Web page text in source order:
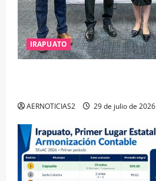
IRAPUATO
AERNOTICIAS2 29 de julio de 2026